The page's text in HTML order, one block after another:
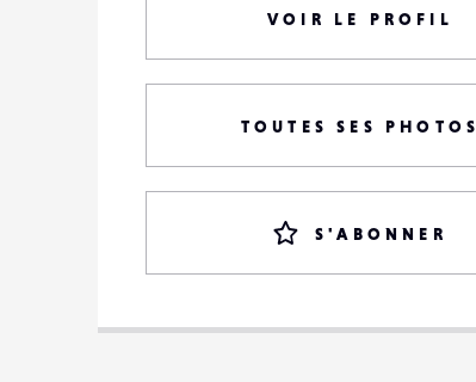
VOIR LE PROFIL
TOUTES SES PHOTOS
S'ABONNER